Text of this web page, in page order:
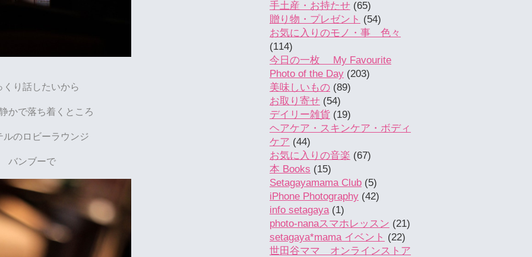
くり話したいから
かで落ち着くところ
ルのロビーラウンジ
バンブーで
手土産・お持たせ (65)
贈り物・プレゼント (54)
お気に入りのモノ・事 色々
(114)
今日の一枚 My Favourite
Photo of the Day (203)
美味しいもの (89)
お取り寄せ (54)
デイリー雑貨 (19)
ヘアケア・スキンケア・ボディ
ケア (44)
お気に入りの音楽 (67)
本 Books (15)
Setagayamama Club (5)
iPhone Photography (42)
info setagaya(1)
photo-nanaスマホレッスン (21)
setagaya*mama イベント (22)
世田谷ママ オンラインストア